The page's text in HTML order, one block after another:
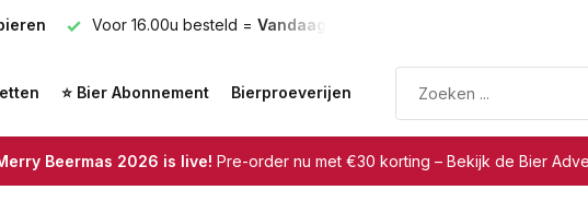
Voor 16.00u besteld = Vandaag verzonden
⭐ Bier Abonnement Bierproeverijen
Beermas 2026 is live! Pre-order nu met €30 korting – Bekijk de Bier